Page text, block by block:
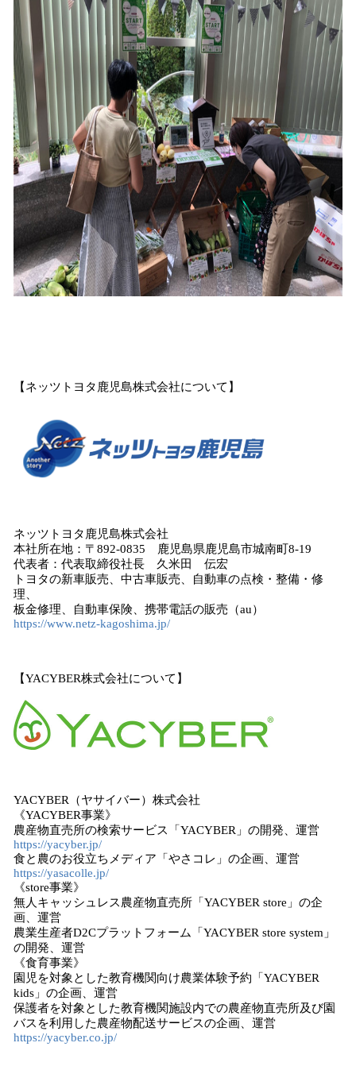
【ネッツトヨタ鹿児島株式会社について】
ネッツトヨタ鹿児島株式会社
本社所在地：〒892-0835 鹿児島県鹿児島市城南町8-19
代表者：代表取締役社長 久米田 伝宏
トヨタの新車販売、中古車販売、自動車の点検・整備・修
理、
板金修理、自動車保険、携帯電話の販売（au）
https://www.netz-kagoshima.jp/
【YACYBER株式会社について】
YACYBER（ヤサイバー）株式会社
《YACYBER事業》
農産物直売所の検索サービス「YACYBER」の開発、運営
https://yacyber.jp/
食と農のお役立ちメディア「やさコレ」の企画、運営
https://yasacolle.jp/
《store事業》
無人キャッシュレス農産物直売所「YACYBER store」の企
画、運営
農業生産者D2Cプラットフォーム「YACYBER store system」
の開発、運営
《食育事業》
園児を対象とした教育機関向け農業体験予約「YACYBER
kids」の企画、運営
保護者を対象とした教育機関施設内での農産物直売所及び園
バスを利用した農産物配送サービスの企画、運営
https://yacyber.co.jp/